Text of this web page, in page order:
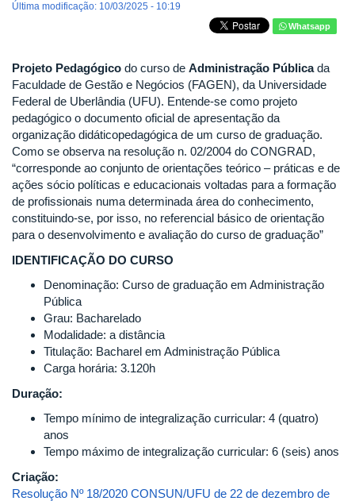
Última modificação: 10/03/2025 - 10:19
Whatsapp
Projeto Pedagógico do curso de Administração Públicada
Faculdade de Gestão e Negócios (FAGEN), da Universidade
Federal de Uberlândia (UFU). Entende-se como projeto
pedagógico o documento oficial de apresentação da
organização didáticopedagógica de um curso de graduação.
Como se observa na resolução n. 02/2004 do CONGRAD,
“corresponde ao conjunto de orientações teórico – práticas e de
ações sócio políticas e educacionais voltadas para a formação
de profissionais numa determinada área do conhecimento,
constituindo-se, por isso, no referencial básico de orientação
para o desenvolvimento e avaliação do curso de graduação”
IDENTIFICAÇÃO DO CURSO
Denominação: Curso de graduação em Administração
Pública
Grau: Bacharelado
Modalidade: a distância
Titulação: Bacharel em Administração Pública
Carga horária: 3.120h
Duração:
Tempo mínimo de integralização curricular: 4 (quatro)
anos
Tempo máximo de integralização curricular: 6 (seis) anos
Criação:
Resolução Nº 18/2020 CONSUN/UFU de 22 de dezembro de